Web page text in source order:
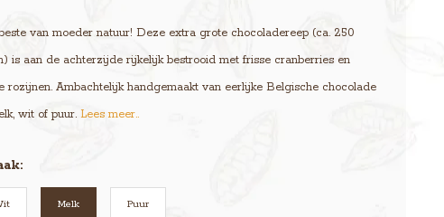
van moeder natuur! Deze extra grote chocoladereep (ca. 250
is aan de achterzijde rijkelijk bestrooid met frisse cranberries en
rozijnen. Ambachtelijk handgemaakt van eerlijke Belgische chocolade
wit of puur. Lees meer..
Melk Puur